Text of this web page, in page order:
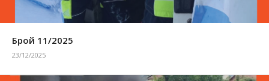
Брой 11/2025
23/12/2025